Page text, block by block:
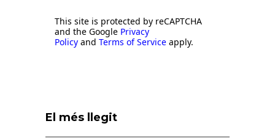
This site is protected by reCAPTCHA
and the Google Privacy
Policy and Terms of Service apply.
El més llegit